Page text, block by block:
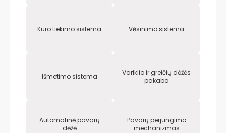
Kuro tiekimo sistema Vėsinimo sistema
Išmetimo sistema
Variklio ir greičių dėžės
pakaba
Automatinė pavarų
dėžė
Pavarų perjungimo
mechanizmas